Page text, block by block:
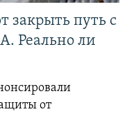
закрыть путь с
Реально ли
от